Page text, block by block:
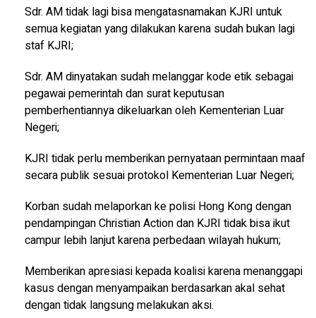
Sdr. AM tidak lagi bisa mengatasnamakan KJRI untuk
semua kegiatan yang dilakukan karena sudah bukan lagi
staf KJRI;
Sdr. AM dinyatakan sudah melanggar kode etik sebagai
pegawai pemerintah dan surat keputusan
pemberhentiannya dikeluarkan oleh Kementerian Luar
Negeri;
KJRI tidak perlu memberikan pernyataan permintaan maaf
secara publik sesuai protokol Kementerian Luar Negeri;
Korban sudah melaporkan ke polisi Hong Kong dengan
pendampingan Christian Action dan KJRI tidak bisa ikut
campur lebih lanjut karena perbedaan wilayah hukum;
Memberikan apresiasi kepada koalisi karena menanggapi
kasus dengan menyampaikan berdasarkan akal sehat
dengan tidak langsung melakukan aksi.